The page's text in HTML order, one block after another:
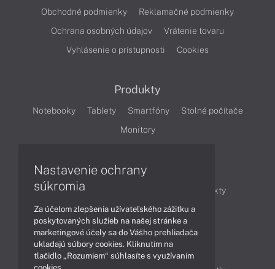
Obchodné podmienky
Reklamačné podmienky
Ochrana osobných údajov
Vrátenie tovaru
Vyhlásenie o prístupnosti
Cookies
Produkty
Notebooky Tablety Smartfóny
Stolné počítače
Monitory
Články
Obchodné informácie
Produkty
Technológie
Videá
Obsah
Nastavenie ochrany
súkromia
Za účelom zlepšenia užívateľského zážitku a
poskytovaných služieb na našej stránke a
marketingové účely sa do Vášho prehliadača
ukladajú súbory cookies. Kliknutím na
tlačidlo „Rozumiem“ súhlasíte s využívaním